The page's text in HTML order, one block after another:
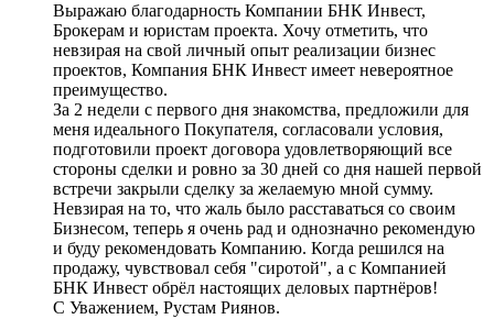
Выражаю благодарность Компании БНК Инвест,
Брокерам и юристам проекта. Хочу отметить, что
невзирая на свой личный опыт реализации бизнес
проектов, Компания БНК Инвест имеет невероятное
преимущество.
За 2 недели с первого дня знакомства, предложили для
меня идеального Покупателя, согласовали условия,
подготовили проект договора удовлетворяющий все
стороны сделки и ровно за 30 дней со дня нашей первой
встречи закрыли сделку за желаемую мной сумму.
Невзирая на то, что жаль было расставаться со своим
Бизнесом, теперь я очень рад и однозначно рекомендую
и буду рекомендовать Компанию. Когда решился на
продажу, чувствовал себя "сиротой", а с Компанией
БНК Инвест обрёл настоящих деловых партнёров!
С Уважением, Рустам Риянов.